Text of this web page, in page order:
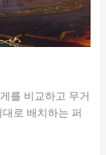
를 비교하고 무거
로 배치하는 퍼